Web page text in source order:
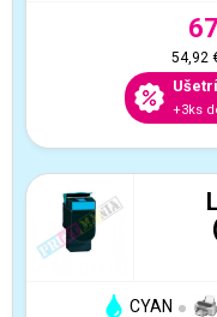
54,92
+3ks
CYAN